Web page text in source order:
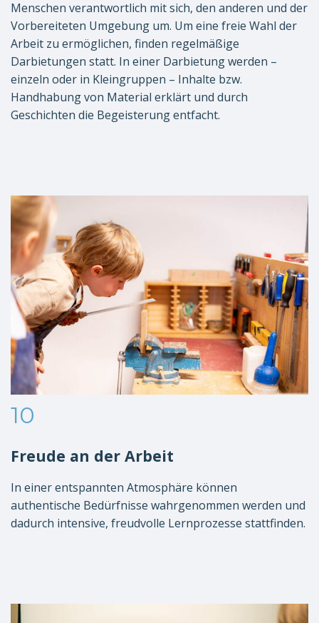
Menschen verantwortlich mit sich, den anderen und der
Vorbereiteten Umgebung um. Um eine freie Wahl der
Arbeit zu ermöglichen, finden regelmäßige
Darbietungen statt. In einer Darbietung werden –
einzeln oder in Kleingruppen – Inhalte bzw.
Handhabung von Material erklärt und durch
Geschichten die Begeisterung entfacht.
10
Freude an der Arbeit
In einer entspannten Atmosphäre können
authentische Bedürfnisse wahrgenommen werden und
dadurch intensive, freudvolle Lernprozesse stattfinden.